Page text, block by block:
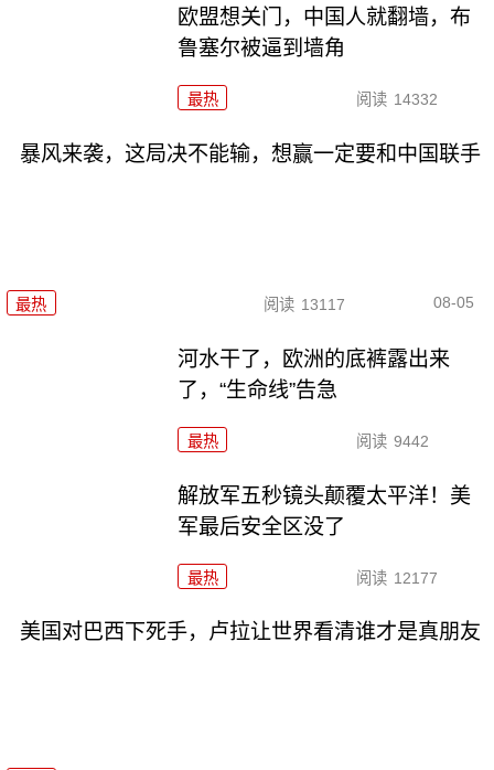
欧盟想关门，中国人就翻墙，布
鲁塞尔被逼到墙角
最热 阅读 14332
暴风来袭，这局决不能输，想赢一定要和中国联手
最热 阅读 13117 08-05
河水干了，欧洲的底裤露出来
了，“生命线”告急
最热 阅读 9442
解放军五秒镜头颠覆太平洋！美
军最后安全区没了
最热 阅读 12177
美国对巴西下死手，卢拉让世界看清谁才是真朋友